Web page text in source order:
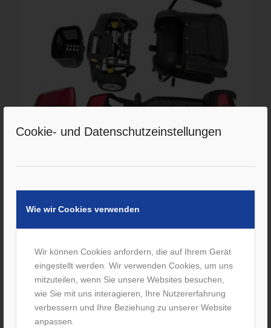
Cookie- und Datenschutzeinstellungen
Wie wir Cookies verwenden
Wir können Cookies anfordern, die auf Ihrem Gerät
eingestellt werden. Wir verwenden Cookies, um uns
mitzuteilen, wenn Sie unsere Websites besuchen,
wie Sie mit uns interagieren, Ihre Nutzererfahrung
verbessern und Ihre Beziehung zu unserer Website
anpassen.